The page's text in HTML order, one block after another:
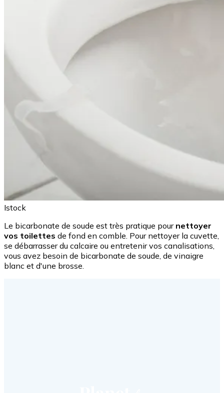
Istock
Le bicarbonate de soude est très pratique pournettoyer
vos toilettes de fond en comble. Pour nettoyer la cuvette,
se débarrasser du calcaire ou entretenir vos canalisations,
vous avez besoin de bicarbonate de soude, de vinaigre
blanc et d'une brosse.